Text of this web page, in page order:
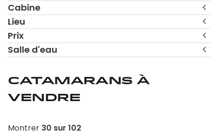
Catamarans à
vendre
Montrer 30 sur 102
Cabine
Lieu
Prix
Salle d'eau